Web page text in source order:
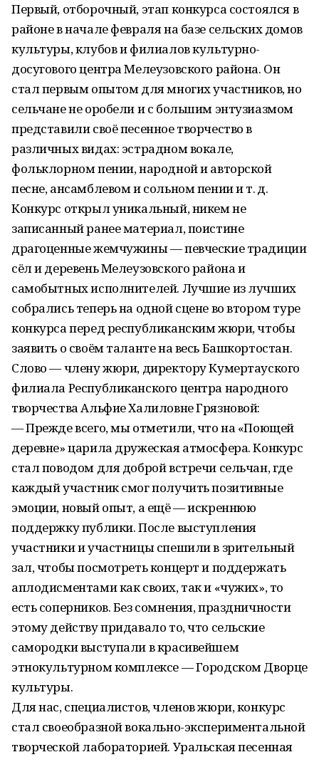
Первый, отборочный, этап конкурса состоялся в
районе в начале февраля на базе сельских домов
культуры, клубов и филиалов культурно-
досугового центра Мелеузовского района. Он
стал первым опытом для многих участников, но
сельчане не оробели и с большим энтузиазмом
представили своё песенное творчество в
различных видах: эстрадном вокале,
фольклорном пении, народной и авторской
песне, ансамблевом и сольном пении и т. д.
Конкурс открыл уникальный, никем не
записанный ранее материал, поистине
драгоценные жемчужины — певческие традиции
сёл и деревень Мелеузовского района и
самобытных исполнителей. Лучшие из лучших
собрались теперь на одной сцене во втором туре
конкурса перед республиканским жюри, чтобы
заявить о своём таланте на весь Башкортостан.
Слово — члену жюри, директору Кумертауского
филиала Республиканского центра народного
творчества Альфие Халиловне Грязновой:
— Прежде всего, мы отметили, что на «Поющей
деревне» царила дружеская атмосфера. Конкурс
стал поводом для доброй встречи сельчан, где
каждый участник смог получить позитивные
эмоции, новый опыт, а ещё — искреннюю
поддержку публики. После выступления
участники и участницы спешили в зрительный
зал, чтобы посмотреть концерт и поддержать
аплодисментами как своих, так и «чужих», то
есть соперников. Без сомнения, праздничности
этому действу придавало то, что сельские
самородки выступали в красивейшем
этнокультурном комплексе — Городском Дворце
культуры.
Для нас, специалистов, членов жюри, конкурс
стал своеобразной вокально-экспериментальной
творческой лабораторией. Уральская песенная